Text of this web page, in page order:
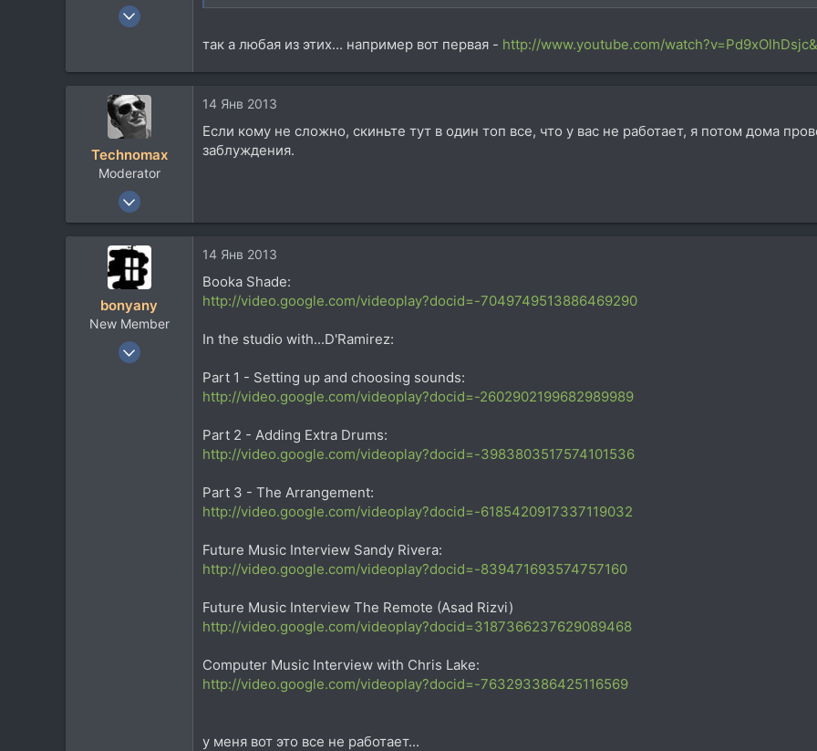
29 Ноя 2011
так а любая из этих... например вот первая - http://www.youtube.com/
Technomax
Moderator
26 Дек 2002
Питер
14 Янв 2013
Если кому не сложно, скиньте тут в один топ все, что у вас не работает, я потом дома
заблуждения.
bonyany
New Member
29 Ноя 2011
14 Янв 2013
Booka Shade:
http://video.google.com/videoplay?docid=-7049749513886469290
In the studio with...D'Ramirez:
Part 1 - Setting up and choosing sounds:
http://video.google.com/videoplay?docid=-2602902199682989989
Part 2 - Adding Extra Drums:
http://video.google.com/videoplay?docid=-3983803517574101536
Part 3 - The Arrangement:
http://video.google.com/videoplay?docid=-6185420917337119032
Future Music Interview Sandy Rivera:
http://video.google.com/videoplay?docid=-839471693574757160
Future Music Interview The Remote (Asad Rizvi)
http://video.google.com/videoplay?docid=3187366237629089468
Computer Music Interview with Chris Lake:
http://video.google.com/videoplay?docid=-763293386425116569
у меня вот это все не работает...